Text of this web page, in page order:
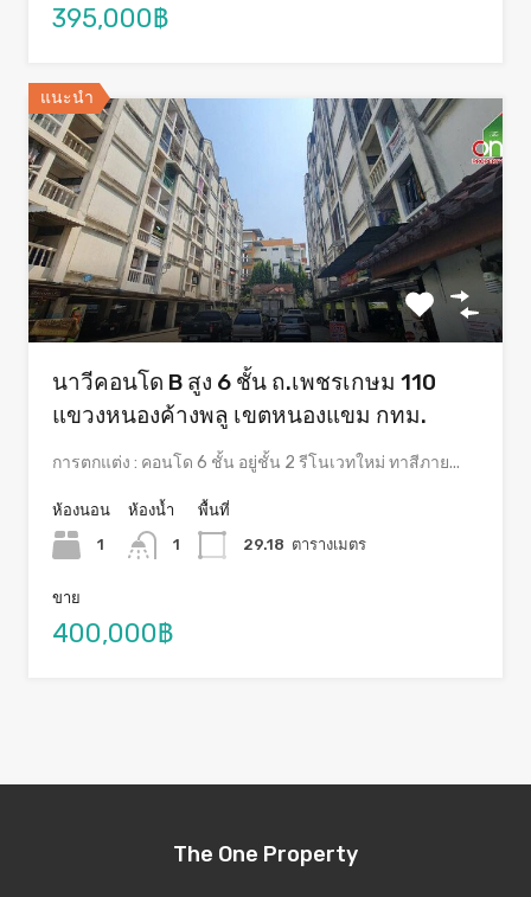
395,000฿
แนะนำ
นาวีคอนโด B สูง 6 ชั้น ถ.เพชรเกษม 110
แขวงหนองค้างพลู เขตหนองแขม กทม.
การตกแต่ง : คอนโด 6 ชั้น อยู่ชั้น 2 รีโนเวทใหม่ ทาสีภาย...
ห้องนอน
1
ห้องน้ำ
1
พื้นที่
29.18 ตารางเมตร
ขาย
400,000฿
The One Property